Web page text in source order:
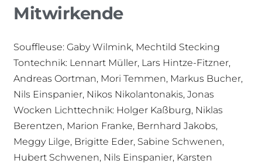
Mitwirkende
Souffleuse: Gaby Wilmink, Mechtild Stecking
Tontechnik: Lennart Müller, Lars Hintze-Fitzner,
Andreas Oortman, Mori Temmen, Markus Bucher,
Nils Einspanier, Nikos Nikolantonakis, Jonas
Wocken Lichttechnik: Holger Kaßburg, Niklas
Berentzen, Marion Franke, Bernhard Jakobs,
Meggy Lilge, Brigitte Eder, Sabine Schwenen,
Hubert Schwenen, Nils Einspanier, Karsten